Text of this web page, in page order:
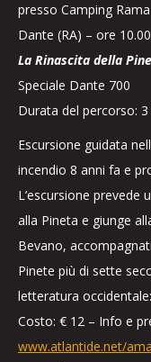
presso Camping
Dante (RA) – ore 10.00
La Rinascita della
Speciale Dante 700
Durata del percorso:
Escursione guidata
incendio 8 anni fa e
L’escursione
alla Pineta e giunge
Bevano,
Pinete più di sette
letteratura
Costo: € 12 – Info e
www.atlantide.net/